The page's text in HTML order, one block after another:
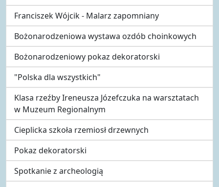
Franciszek Wójcik - Malarz zapomniany
Bożonarodzeniowa wystawa ozdób choinkowych
Bożonarodzeniowy pokaz dekoratorski
"Polska dla wszystkich"
Klasa rzeźby Ireneusza Józefczuka na warsztatach
w Muzeum Regionalnym
Cieplicka szkoła rzemiosł drzewnych
Pokaz dekoratorski
Spotkanie z archeologią